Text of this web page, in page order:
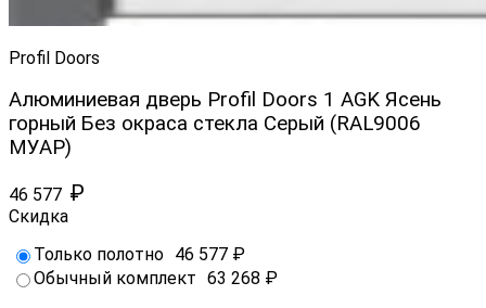
Profil Doors
Алюминиевая дверь Profil Doors 1 AGK Ясень
горный Без окраса стекла Серый (RAL9006
МУАР)
46 577 ₽
Скидка
Только полотно 46 577 ₽
Обычный комплект 63 268 ₽